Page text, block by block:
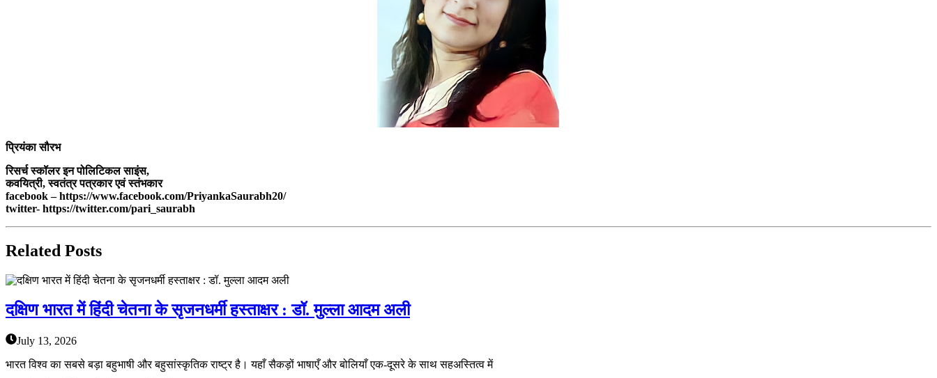
प्रियंका सौरभ
रिसर्च स्कॉलर इन पोलिटिकल साइंस,
कवयित्री, स्वतंत्र पत्रकार एवं स्तंभकार
facebook – https://www.facebook.com/PriyankaSaurabh20/
twitter- https://twitter.com/pari_saurabh
Related Posts
दक्षिण भारत में हिंदी चेतना के सृजनधर्मी हस्ताक्षर : डॉ. मुल्ला आदम अली
July 13, 2026
भारत विश्व का सबसे बड़ा बहुभाषी और बहुसांस्कृतिक राष्ट्र है। यहाँ सैकड़ों भाषाएँ और बोलियाँ एक-दूसरे के साथ सहअस्तित्व में